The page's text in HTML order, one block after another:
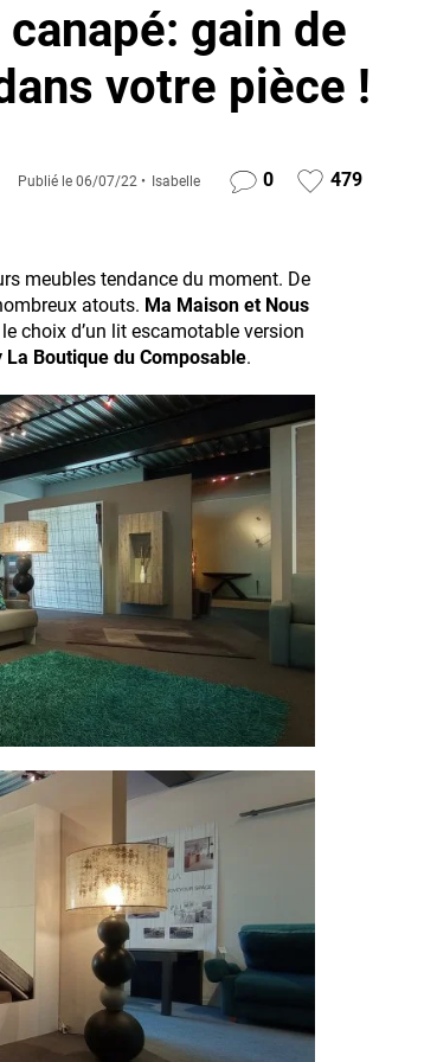
gain de
votre pièce !
Publié le 06/07/22 Isabelle 0 479
meubles tendance du moment. De
atouts. Ma Maison et Nous
choix d’un lit escamotable version
La Boutique du Composable.